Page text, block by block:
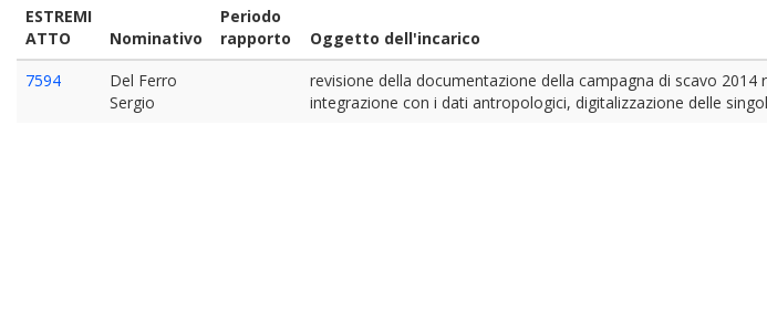
ESTREMI
ATTO
Nominativo
Periodo
rapporto
Oggetto dell'incarico
7594
Del Ferro
Sergio
revisione della documentazione della campagna di scavo
integrazione con i dati antropologici, digitalizzazione delle